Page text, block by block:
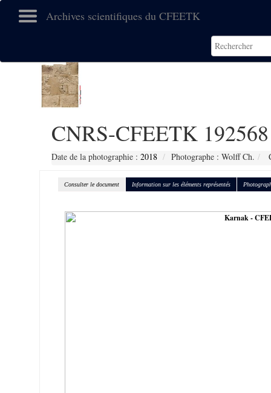
Archives scientifiques du CFEETK
CNRS-CFEETK 192568
Date de la photographie : 2018 Photographe : Wolff Ch.
Consulter le document Information sur les éléments représentés